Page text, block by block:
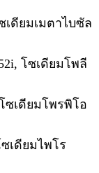
เดียมเมตาไบซัล
โซเดียมโพลี
โซเดียมโพรพิโอ
ซเดียมไพโร